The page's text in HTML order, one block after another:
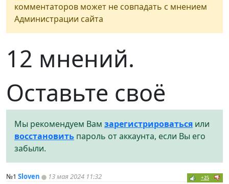
комментаторов может не совпадать с мнением
Администрации сайта
12 мнений.
Оставьте своё
Мы рекомендуем Вам зарегистрироваться или
восстановить пароль от аккаунта, если Вы его
забыли.
№1 Sloven 13 мая 2024 11:32 +25